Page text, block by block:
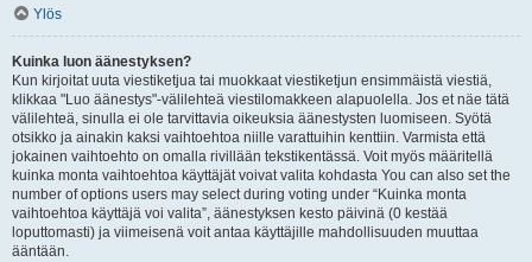
Ylös
Kuinka luon äänestyksen?
Kun kirjoitat uuta viestiketjua tai muokkaat viestiketjun ensimmäistä viestiä,
klikkaa "Luo äänestys"-välilehteä viestilomakkeen alapuolella. Jos et näe tätä
välilehteä, sinulla ei ole tarvittavia oikeuksia äänestysten luomiseen. Syötä
otsikko ja ainakin kaksi vaihtoehtoa niille varattuihin kenttiin. Varmista että
jokainen vaihtoehto on omalla rivillään tekstikentässä. Voit myös määritellä
kuinka monta vaihtoehtoa käyttäjät voivat valita kohdasta You can also set the
number of options users may select during voting under “Kuinka monta
vaihtoehtoa käyttäjä voi valita”, äänestyksen kesto päivinä (0 kestää
loputtomasti) ja viimeisenä voit antaa käyttäjille mahdollisuuden muuttaa
ääntään.